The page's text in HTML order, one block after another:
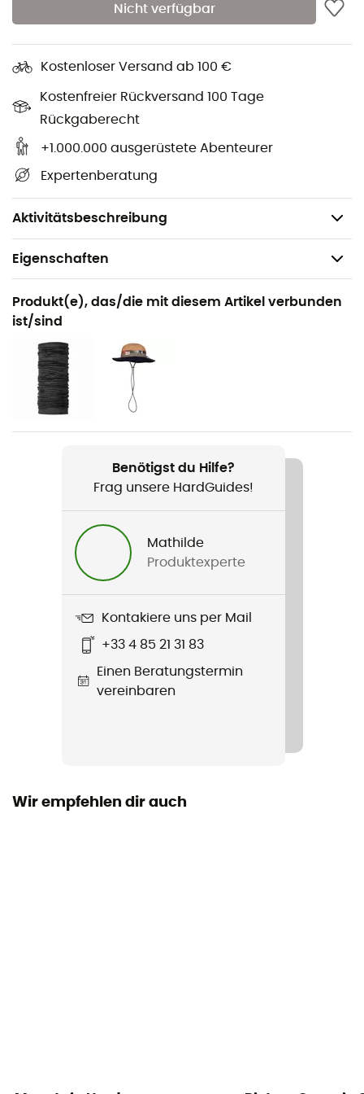
Nicht verfügbar
Kostenloser Versand ab 100 €
Kostenfreier Rückversand 100 Tage
Rückgaberecht
+1.000.000 ausgerüstete Abenteurer
Expertenberatung
Aktivitätsbeschreibung
Regulärer Schnitt
Frontreißverschluss mit integriertem Gürtel
Materialien: 89 % Nylon (recycelt), 11 % Elasthan
Wasserabweisendes Design
Abnehmbare Beinabschlüsse mit Reißverschlüssen
Vordertaschen
Reißverschluss-Cargotasche
Eigenschaften
Geeignet für
Wandern / Trekking
Geschlecht
Herren
Produkt
Utilitas ZipOff Pant
Zusatzinformation
In Shorts umwandelbar
Wasserdichtigkeit
Wasserabweisend
Passform
1 Reißverschlusstasche
Produkt(e), das/die mit diesem Artikel verbunden
ist/sind
Benötigst du Hilfe?
Frag unsere HardGuides!
Mathilde
Produktexperte
Kontakiere uns per Mail
+33 4 85 21 31 83
Einen Beratungstermin
vereinbaren
Wir empfehlen dir auch